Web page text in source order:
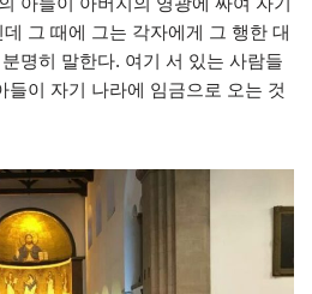
그 때에 그는 각자에게 그 행한 대
명히 말한다. 여기 서 있는 사람들
들이 자기 나라에 임금으로 오는 것